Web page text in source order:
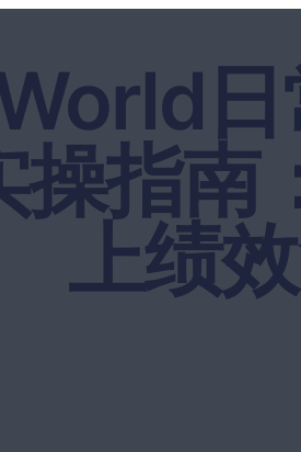
日
操指南
上绩